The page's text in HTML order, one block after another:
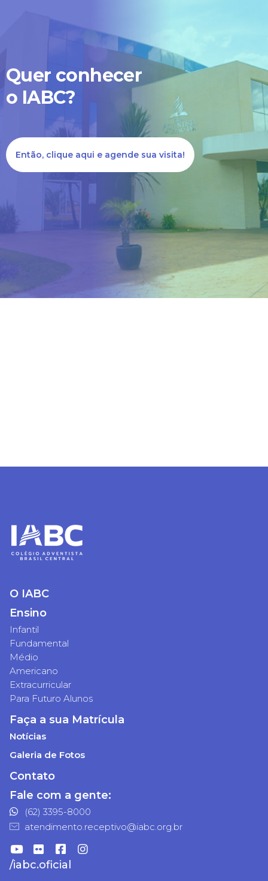
Quer conhecer
o IABC?
Então, clique aqui e agende sua visita!
O IABC
Ensino
Infantil
Fundamental
Médio
Americano
Extracurricular
Para Futuro Alunos
Faça a sua Matrícula
Notícias
Galeria de Fotos
Contato
Fale com a gente:
(62) 3395-8000
atendimento.receptivo@iabc.org.br
/iabc.oficial
Por isso, pedimos sua
compreensão e
informamos que estamos
trabalhando arduamente
para resolver esta questão!
Prazo de normalização:
quinta-feira, 23/11/2023 às
Nossa equipe está ligando
para cada mensagem
enviada!